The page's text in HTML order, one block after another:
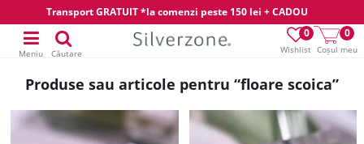
Transport GRATUIT *la comenzi peste 150 lei + CADOU
Wishlist
0
Coșul meu
0
Meniu Căutare
Produse sau articole pentru “floare scoica”